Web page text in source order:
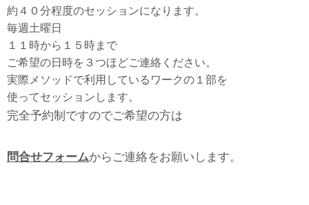
約４０分程度のセッションになります。
毎週土曜日
１１時から１５時まで
ご希望の日時を３つほどご連絡ください。
実際メソッドで利用しているワークの１部を
使ってセッションします。
完全予約制ですのでご希望の方は
問合せフォームからご連絡をお願いします。